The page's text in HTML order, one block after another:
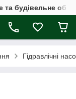
та будівельне
Гідравлічні